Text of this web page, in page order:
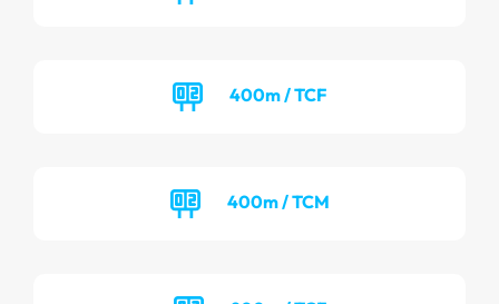
400m / TCF
400m / TCM